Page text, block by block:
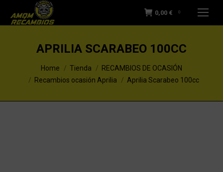
0,00 € 0
APRILIA SCARABEO 100CC
You are here:Home Tienda
RECAMBIOS DE OCASIÓN
Recambios ocasión Aprilia
Aprilia Scarabeo 100cc